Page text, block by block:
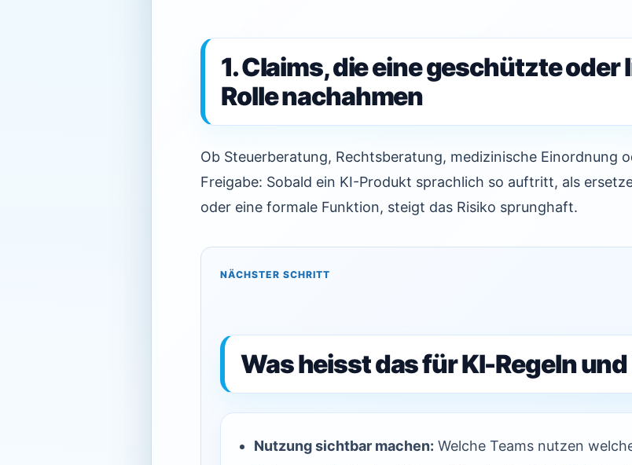
1. Claims, die eine geschützte
Rolle nachahmen
Ob Steuerberatung, Rechtsberatung, medizinische Einordnung
Freigabe: Sobald ein KI-Produkt sprachlich so auftritt, als
oder eine formale Funktion, steigt das Risiko sprunghaft.
NÄCHSTER SCHRITT
Was heisst das für KI-Regeln
Nutzung sichtbar machen: Welche Teams nutzen